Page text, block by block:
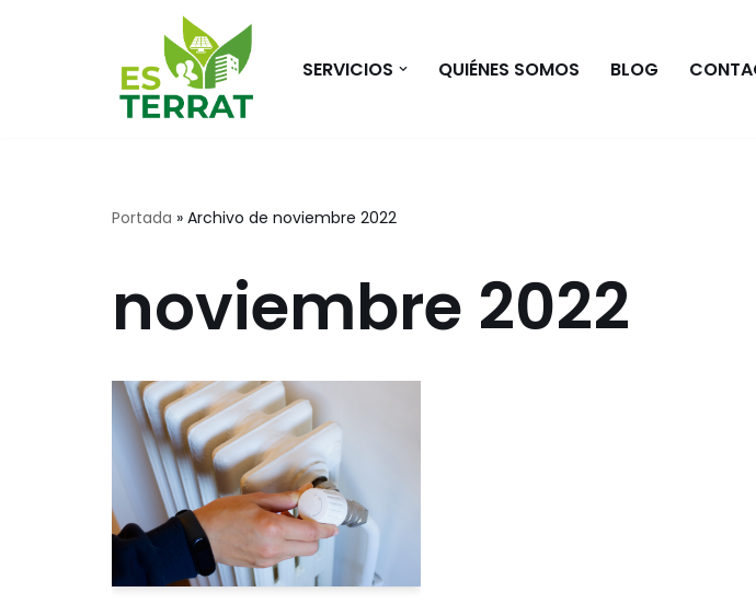
SERVICIOS QUIÉNES SOMOS BLOG
Portada » Archivo de noviembre 2022
noviembre 2022